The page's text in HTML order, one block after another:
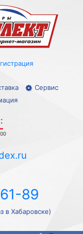
Сервис
89
в Хабаровске)